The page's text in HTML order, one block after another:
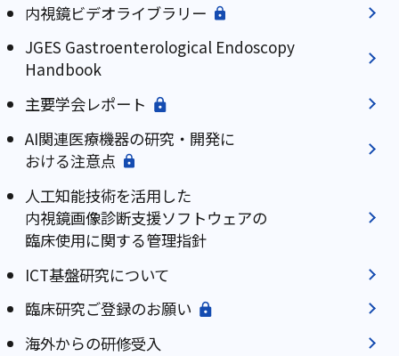
内視鏡ビデオライブラリー
JGES Gastroenterological Endoscopy
Handbook
主要学会レポート
AI関連医療機器の研究・開発に
おける注意点
人工知能技術を活用した
内視鏡画像診断支援ソフトウェアの
臨床使用に関する管理指針
ICT基盤研究について
臨床研究ご登録のお願い
海外からの研修受入